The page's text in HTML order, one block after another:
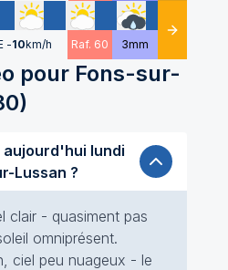
-10km/h Raf. 60 3mm Détails
pour Fons-sur-
)
lundi
Lussan ?
clair - quasiment pas
omniprésent.
ciel peu nuageux - le